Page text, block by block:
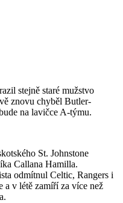
stejně staré mužstvo
znovu chyběl Butler-
na lavičce A-týmu.
St. Johnstone
Callana Hamilla.
odmítnul Celtic, Rangers i
a v létě zamíří za více než